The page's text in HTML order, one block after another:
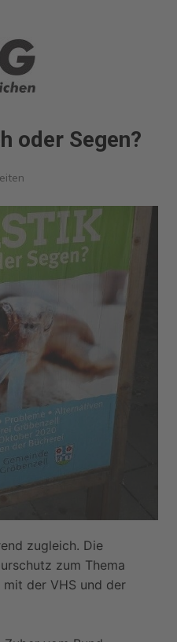
oder Segen?
zugleich. Die
zum Thema
der VHS und der